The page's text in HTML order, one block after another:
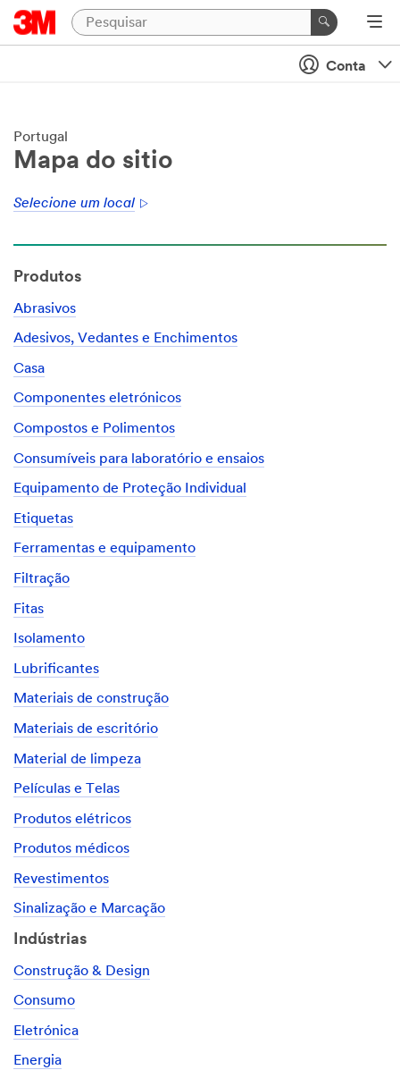
Conta
Portugal
Mapa do sitio
Selecione um local
Produtos
Abrasivos
Adesivos, Vedantes e Enchimentos
Casa
Componentes eletrónicos
Compostos e Polimentos
Consumíveis para laboratório e ensaios
Equipamento de Proteção Individual
Etiquetas
Ferramentas e equipamento
Filtração
Fitas
Isolamento
Lubrificantes
Materiais de construção
Materiais de escritório
Material de limpeza
Películas e Telas
Produtos elétricos
Produtos médicos
Revestimentos
Sinalização e Marcação
Indústrias
Construção & Design
Consumo
Eletrónica
Energia